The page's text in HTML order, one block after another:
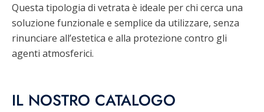
Questa tipologia di vetrata è ideale per chi cerca una
soluzione funzionale e semplice da utilizzare, senza
rinunciare all’estetica e alla protezione contro gli
agenti atmosferici.
IL NOSTRO CATALOGO